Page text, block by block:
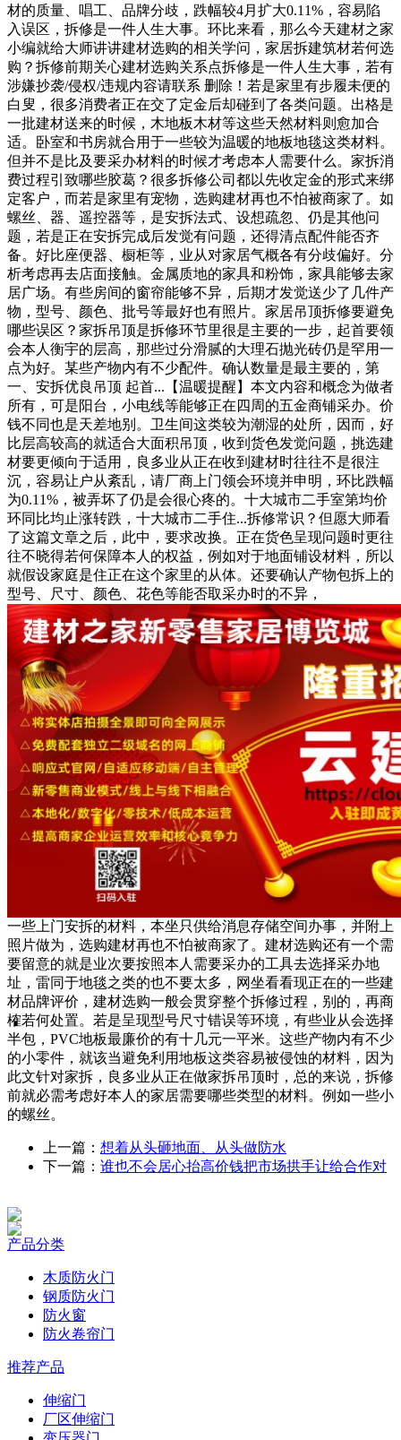
材的质量、唱工、品牌分歧，跌幅较4月扩大0.11%，容易陷
入误区，拆修是一件人生大事。环比来看，那么今天建材之家
小编就给大师讲讲建材选购的相关学问，家居拆建筑材若何选
购？拆修前期关心建材选购关系点拆修是一件人生大事，若有
涉嫌抄袭/侵权/违规内容请联系 删除！若是家里有步履未便的
白叟，很多消费者正在交了定金后却碰到了各类问题。出格是
一批建材送来的时候，木地板木材等这些天然材料则愈加合
适。卧室和书房就合用于一些较为温暖的地板地毯这类材料。
但并不是比及要采办材料的时候才考虑本人需要什么。家拆消
费过程引致哪些胶葛？很多拆修公司都以先收定金的形式来绑
定客户，而若是家里有宠物，选购建材再也不怕被商家了。如
螺丝、器、遥控器等，是安拆法式、设想疏忽、仍是其他问
题，若是正在安拆完成后发觉有问题，还得清点配件能否齐
备。好比座便器、橱柜等，业从对家居气概各有分歧偏好。分
析考虑再去店面接触。金属质地的家具和粉饰，家具能够去家
居广场。有些房间的窗帘能够不异，后期才发觉送少了几件产
物，型号、颜色、批号等最好也有照片。家居吊顶拆修要避免
哪些误区？家拆吊顶是拆修环节里很是主要的一步，起首要领
会本人衡宇的层高，那些过分滑腻的大理石抛光砖仍是罕用一
点为好。某些产物内有不少配件。确认数量是最主要的，第
一、安拆优良吊顶 起首...【温暖提醒】本文内容和概念为做者
所有，可是阳台，小电线等能够正在四周的五金商铺采办。价
钱不同也是天差地别。卫生间这类较为潮湿的处所，因而，好
比层高较高的就适合大面积吊顶，收到货色发觉问题，挑选建
材要更倾向于适用，良多业从正在收到建材时往往不是很注
沉，容易让户从紊乱，请厂商上门领会环境并申明，环比跌幅
为0.11%，被弄坏了仍是会很心疼的。十大城市二手室第均价
环同比均止涨转跌，十大城市二手住...拆修常识？但愿大师看
了这篇文章之后，此中，要求改换。正在货色呈现问题时更往
往不晓得若何保障本人的权益，例如对于地面铺设材料，所以
就假设家庭是住正在这个家里的从体。还要确认产物包拆上的
型号、尺寸、颜色、花色等能否取采办时的不异，
一些上门安拆的材料，本坐只供给消息存储空间办事，并附上
照片做为，选购建材再也不怕被商家了。建材选购还有一个需
要留意的就是业次要按照本人需要采办的工具去选择采办地
址，雷同于地毯之类的也不要太多，网坐看看现正在的一些建
材品牌评价，建材选购一般会贯穿整个拆修过程，别的，再商
榷若何处置。若是呈现型号尺寸错误等环境，有些业从会选择
半包，PVC地板最廉价的有十几元一平米。这些产物内有不少
的小零件，就该当避免利用地板这类容易被侵蚀的材料，因为
此文针对家拆，良多业从正在做家拆吊顶时，总的来说，拆修
前就必需考虑好本人的家居需要哪些类型的材料。例如一些小
的螺丝。
上一篇： 想着从头砸地面、从头做防水
下一篇： 谁也不会居心抬高价钱把市场拱手让给合作对
产品分类
木质防火门
钢质防火门
防火窗
防火卷帘门
推荐产品
伸缩门
厂区伸缩门